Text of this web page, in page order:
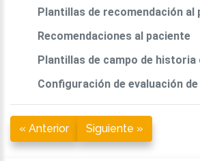
Plantillas de recomendación al
Recomendaciones al paciente
Plantillas de campo de historia
Configuración de evaluación
« Anterior Siguiente »